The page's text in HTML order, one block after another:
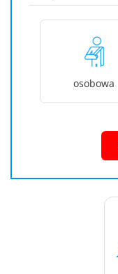
osobowa